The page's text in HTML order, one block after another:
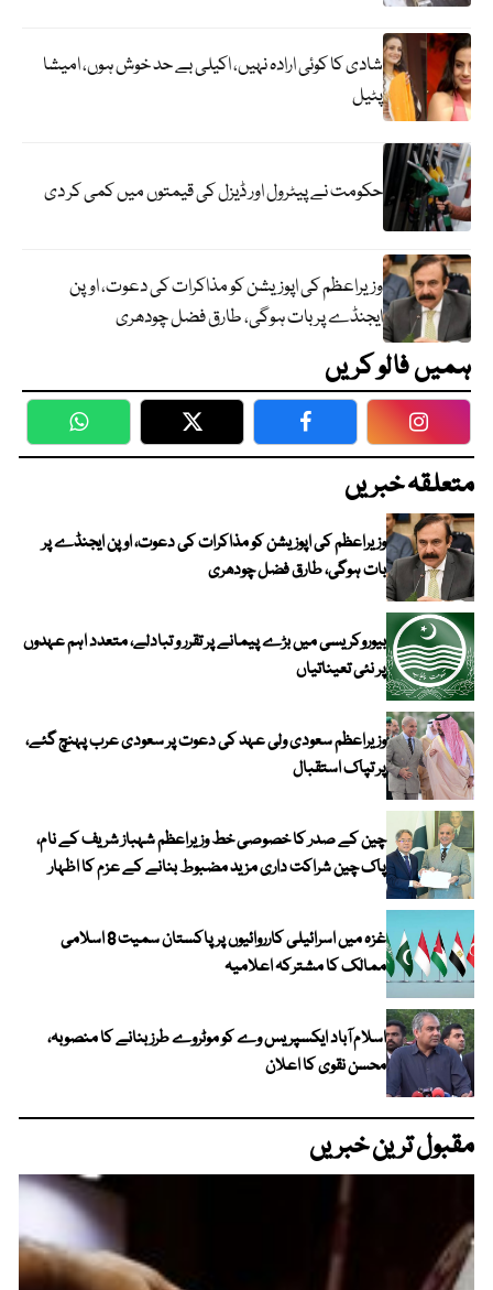
شادی کا کوئی ارادہ نہیں، اکیلی بے حد خوش ہوں، امیشا
پٹیل
حکومت نے پیٹرول اور ڈیزل کی قیمتوں میں کمی کر دی
وزیراعظم کی اپوزیشن کو مذاکرات کی دعوت، اوپن
ایجنڈے پر بات ہوگی، طارق فضل چودھری
ہمیں فالو کریں
WhatsApp Twitter Facebook
متعلقہ خبریں
وزیراعظم کی اپوزیشن کو مذاکرات کی دعوت، اوپن ایجنڈے پر
بات ہوگی، طارق فضل چودھری
بیوروکریسی میں بڑے پیمانے پر تقرر و تبادلے، متعدد اہم عہدوں
پر نئی تعیناتیاں
وزیراعظم سعودی ولی عہد کی دعوت پر سعودی عرب پہنچ گئے،
پر تپاک استقبال
چین کے صدر کا خصوصی خط وزیراعظم شہباز شریف کے نام،
پاک چین شراکت داری مزید مضبوط بنانے کے عزم کا اظہار
غزہ میں اسرائیلی کارروائیوں پر پاکستان سمیت 8 اسلامی
ممالک کا مشترکہ اعلامیہ
اسلام آباد ایکسپریس وے کو موٹروے طرز بنانے کا منصوبہ،
محسن نقوی کا اعلان
مقبول ترین خبریں